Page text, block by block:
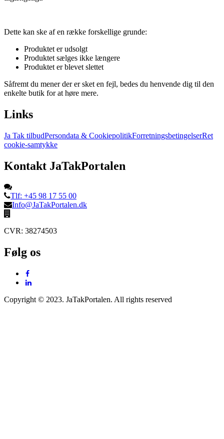
Dette kan ske af en række forskellige grunde:
Produktet er udsolgt
Produktet sælges ikke længere
Produktet er blevet slettet
Såfremt du mener der er sket en fejl, bedes du henvende dig til den
enkelte butik for at høre mere.
Links
Ja Tak tilbudPersondata & CookiepolitikForretningsbetingelserRet
cookie-samtykke
Kontakt JaTakPortalen
Tlf: +45 98 17 55 00
Info@JaTakPortalen.dk
CVR: 38274503
Følg os
Copyright © 2023. JaTakPortalen. All rights reserved